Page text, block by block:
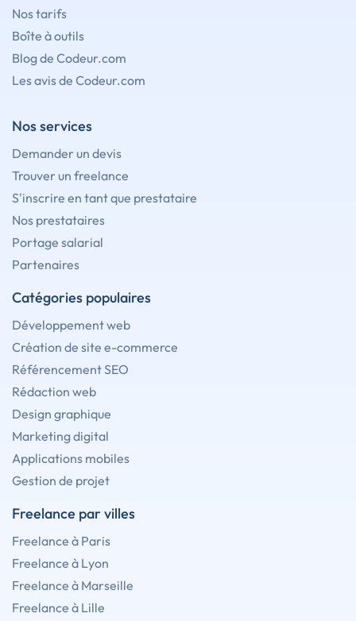
Nos tarifs
Boîte à outils
Blog de Codeur.com
Les avis de Codeur.com
Nos services
Demander un devis
Trouver un freelance
S'inscrire en tant que prestataire
Nos prestataires
Portage salarial
Partenaires
Catégories populaires
Développement web
Création de site e-commerce
Référencement SEO
Rédaction web
Design graphique
Marketing digital
Applications mobiles
Gestion de projet
Freelance par villes
Freelance à Paris
Freelance à Lyon
Freelance à Marseille
Freelance à Lille